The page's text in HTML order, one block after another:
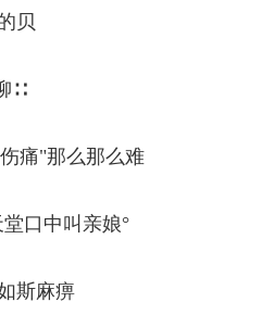
贝
∷
痛"那么那么难
口中叫亲娘°
斯麻痹